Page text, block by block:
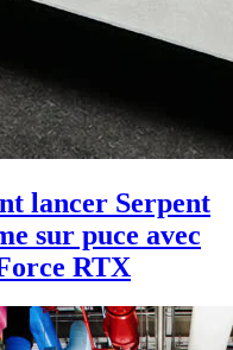
lancer Serpent
sur puce avec
RTX